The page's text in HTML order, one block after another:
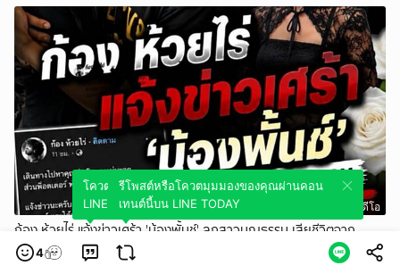
วิดีโอ
ก้อง ห้วยไร่ แจ้งข่าวเศร้า 'น้องพั้นช์' ลูกสาวบุญธรรม เสียชีวิตจาก
อุบัติเหตุทางรถยนต์
4
โควตมุมมองของคุณผ่านคอนเทนต์นี้บน
LINE TODAY
รีโพสต์หรือโควตมุมมองของคุณผ่านคอน
เทนต์นี้บน LINE TODAY